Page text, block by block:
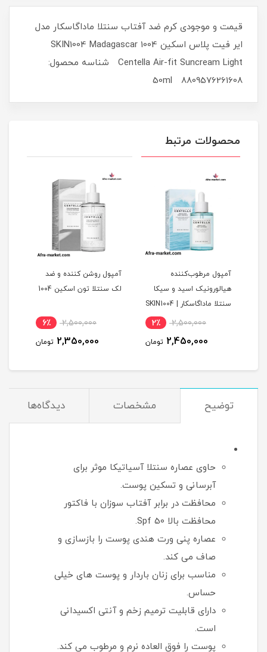
قیمت و موجودی کرم ضد آفتاب سنتلا ماداگاسکار مدل
ایر فیت پلاس اسکین 1004 SKIN1004 Madagascar
Centella Air-fit Suncream Light شناسه محصول:
8809576261608 50ml
محصولات مرتبط
آمپول مرطوب‌کننده
هیالورونیک اسید و سیکا
سنتلا ماداگاسکار | SKIN1004
2,500,000 2٪
2,450,000 تومان
آمپول روشن کننده و ضد
لک سنتلا تون اسکین 1004
2,500,000 6٪
2,350,000 تومان
توضیح مشخصات دیدگاه‌ها
حاوی عصاره سنتلا آسیاتیکا موثر برای
آبرسانی و تسکین پوست.
محافظت در برابر آفتاب سوزان با فاکتور
محافظت بالا Spf 50.
عصاره پنی ورت هندی پوست را بازسازی و
صاف می کند.
مناسب برای زنان باردار و پوست های خیلی
حساس.
دارای قابلیت ترمیم زخم و آنتی اکسیدانی
است.
پوست را فوق العاده نرم و مرطوب می کند.